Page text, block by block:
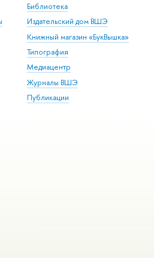
Библиотека
Издательский дом ВШЭ
Книжный магазин «БукВышка»
Типография
Медиацентр
Журналы ВШЭ
Публикации